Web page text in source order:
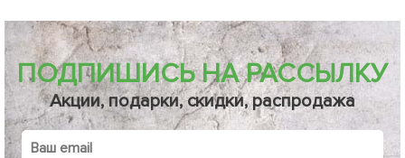
ПОДПИШИСЬ НА РАССЫЛКУ
Акции, подарки, скидки, распродажа